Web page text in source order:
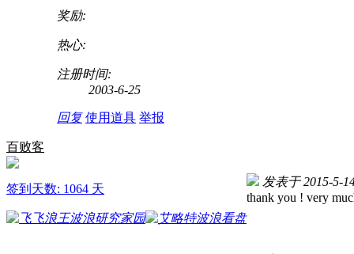
奖励:
热心:
注册时间:
2003-6-25
回复 使用道具 举报
百败客
签到天数: 1064 天
发表于 2015-5-
thank you ! very